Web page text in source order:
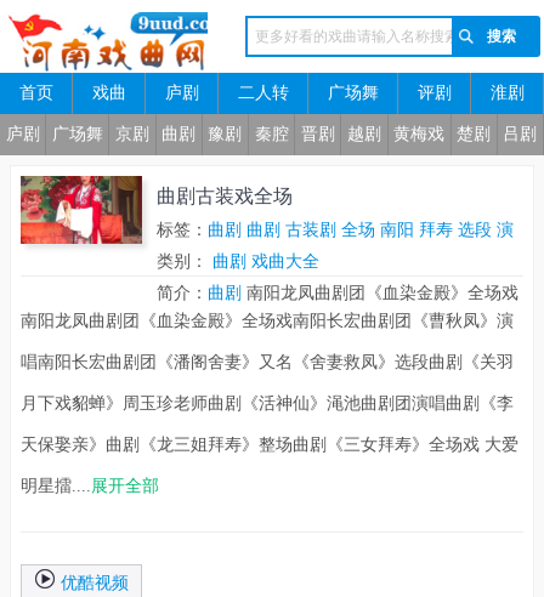
首页 戏曲 庐剧 二人转 广场舞 评剧 淮剧
庐剧 广场舞 京剧 曲剧 豫剧 秦腔 晋剧 越剧 黄梅戏 楚剧 吕剧
曲剧古装戏全场
标签： 曲剧 曲剧 古装剧 全场 南阳 拜寿 选段 演
唱 告状 又名 渑池 天保
类别： 曲剧 戏曲大全
简介： 曲剧 南阳龙凤曲剧团《血染金殿》全场戏
南阳长宏曲剧团《曹秋凤》演唱南阳长宏曲剧团
《潘阁舍妻》又名《舍妻救凤》选段曲剧《关羽月
曲剧《三女拜寿》全场戏 大爱明星擂主曲剧团演
唱曲剧《王婆骂鸡》整场戏曲剧《血泪鸳鸯》选段
南阳龙凤曲剧团《血染金殿》全场戏南阳长宏曲剧团《曹秋凤》演
唱南阳长宏曲剧团《潘阁舍妻》又名《舍妻救凤》选段曲剧《关羽
月下戏貂蝉》周玉珍老师曲剧《活神仙》渑池曲剧团演唱曲剧《李
天保娶亲》曲剧《龙三姐拜寿》整场曲剧《三女拜寿》全场戏 大爱
明星擂....展开全部
优酷视频